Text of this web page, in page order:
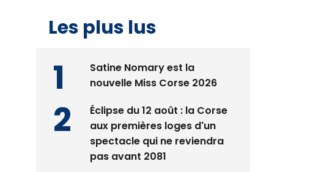
Les plus lus
Satine Nomary est la
nouvelle Miss Corse 2026
Éclipse du 12 août : la Corse
aux premières loges d'un
spectacle qui ne reviendra
pas avant 2081